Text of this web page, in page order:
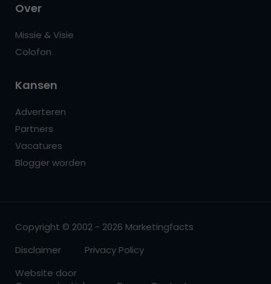
Over
Missie & Visie
Colofon
Kansen
Adverteren
Partners
Vacatures
Blogger worden
Copyright © 2002 - 2026 Marketingfacts
Disclaimer
Privacy Policy
Website door